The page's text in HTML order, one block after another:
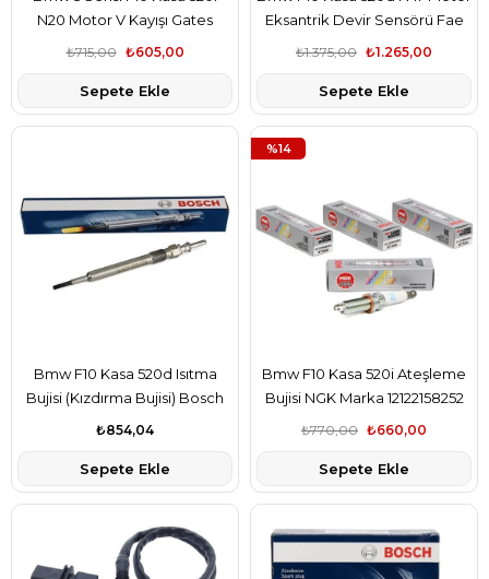
N20 Motor V Kayışı Gates
Marka 04E145933A
₺605,00
₺715,00
Sepete Ekle
Eksantrik Devir Sensörü Fae
Marka 13627803093-1
₺1.265,00
₺1.375,00
Sepete Ekle
Bmw F10 Kasa 520d Isıtma
Bujisi (Kızdırma Bujisi) Bosch
Marka 12230035934
₺854,04
Sepete Ekle
Bmw F10 Kasa 520i Ateşleme
Bujisi NGK Marka 12122158252
₺660,00
₺770,00
Sepete Ekle
%14